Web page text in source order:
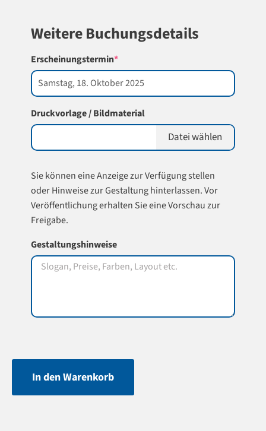
Weitere Buchungsdetails
Erscheinungstermin*(required)
Druckvorlage / Bildmaterial
Datei wählen
Sie können eine Anzeige zur Verfügung stellen
oder Hinweise zur Gestaltung hinterlassen. Vor
Veröffentlichung erhalten Sie eine Vorschau zur
Freigabe.
Gestaltungshinweise
In den Warenkorb